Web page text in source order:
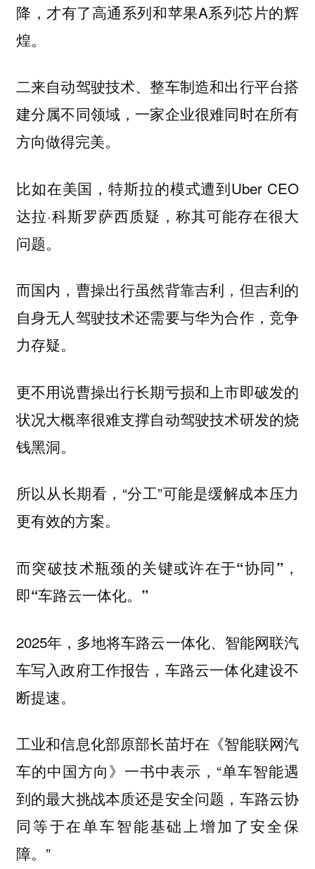
降，才有了高通系列和苹果A系列芯片的辉
煌。
二来自动驾驶技术、整车制造和出行平台搭
建分属不同领域，一家企业很难同时在所有
方向做得完美。
比如在美国，特斯拉的模式遭到Uber CEO
达拉·科斯罗萨西质疑，称其可能存在很大
问题。
而国内，曹操出行虽然背靠吉利，但吉利的
自身无人驾驶技术还需要与华为合作，竞争
力存疑。
更不用说曹操出行长期亏损和上市即破发的
状况大概率很难支撑自动驾驶技术研发的烧
钱黑洞。
所以从长期看，“分工”可能是缓解成本压力
更有效的方案。
而突破技术瓶颈的关键或许在于“协同”，
即“车路云一体化。”
2025年，多地将车路云一体化、智能网联汽
车写入政府工作报告，车路云一体化建设不
断提速。
工业和信息化部原部长苗圩在《智能联网汽
车的中国方向》一书中表示，“单车智能遇
到的最大挑战本质还是安全问题，车路云协
同等于在单车智能基础上增加了安全保
障。”